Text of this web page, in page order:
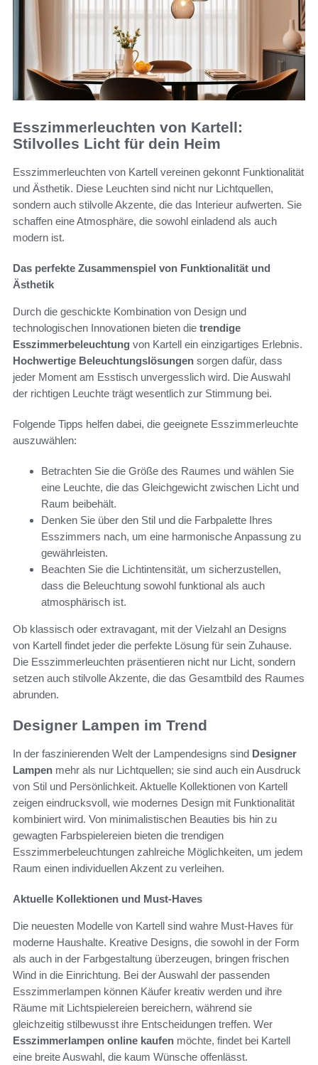
Esszimmerleuchten von Kartell:
Stilvolles Licht für dein Heim
Esszimmerleuchten von Kartell vereinen gekonnt Funktionalität
und Ästhetik. Diese Leuchten sind nicht nur Lichtquellen,
sondern auch stilvolle Akzente, die das Interieur aufwerten. Sie
schaffen eine Atmosphäre, die sowohl einladend als auch
modern ist.
Das perfekte Zusammenspiel von Funktionalität und
Ästhetik
Durch die geschickte Kombination von Design und
technologischen Innovationen bieten die trendige
Esszimmerbeleuchtung von Kartell ein einzigartiges Erlebnis.
Hochwertige Beleuchtungslösungen sorgen dafür, dass
jeder Moment am Esstisch unvergesslich wird. Die Auswahl
der richtigen Leuchte trägt wesentlich zur Stimmung bei.
Folgende Tipps helfen dabei, die geeignete Esszimmerleuchte
auszuwählen:
Betrachten Sie die Größe des Raumes und wählen Sie
eine Leuchte, die das Gleichgewicht zwischen Licht und
Raum beibehält.
Denken Sie über den Stil und die Farbpalette Ihres
Esszimmers nach, um eine harmonische Anpassung zu
gewährleisten.
Beachten Sie die Lichtintensität, um sicherzustellen,
dass die Beleuchtung sowohl funktional als auch
atmosphärisch ist.
Ob klassisch oder extravagant, mit der Vielzahl an Designs
von Kartell findet jeder die perfekte Lösung für sein Zuhause.
Die Esszimmerleuchten präsentieren nicht nur Licht, sondern
setzen auch stilvolle Akzente, die das Gesamtbild des Raumes
abrunden.
Designer Lampen im Trend
In der faszinierenden Welt der Lampendesigns sind Designer
Lampen mehr als nur Lichtquellen; sie sind auch ein Ausdruck
von Stil und Persönlichkeit. Aktuelle Kollektionen von Kartell
zeigen eindrucksvoll, wie modernes Design mit Funktionalität
kombiniert wird. Von minimalistischen Beauties bis hin zu
gewagten Farbspielereien bieten die trendigen
Esszimmerbeleuchtungen zahlreiche Möglichkeiten, um jedem
Raum einen individuellen Akzent zu verleihen.
Aktuelle Kollektionen und Must-Haves
Die neuesten Modelle von Kartell sind wahre Must-Haves für
moderne Haushalte. Kreative Designs, die sowohl in der Form
als auch in der Farbgestaltung überzeugen, bringen frischen
Wind in die Einrichtung. Bei der Auswahl der passenden
Esszimmerlampen können Käufer kreativ werden und ihre
Räume mit Lichtspielereien bereichern, während sie
gleichzeitig stilbewusst ihre Entscheidungen treffen. Wer
Esszimmerlampen online kaufen möchte, findet bei Kartell
eine breite Auswahl, die kaum Wünsche offenlässt.